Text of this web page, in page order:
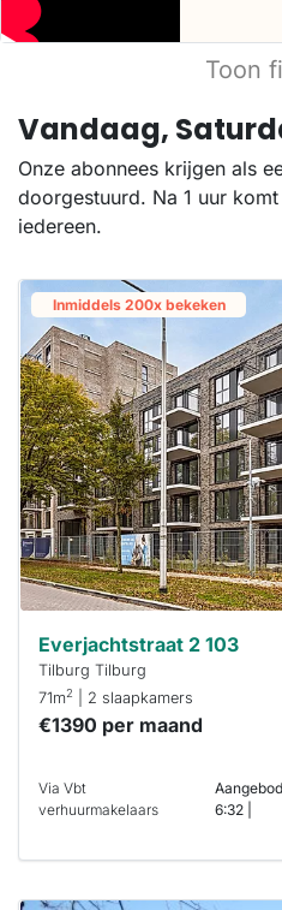
Toon
Vandaag,
Onze abonnees krijgen als
doorgestuurd. Na 1 uur
iedereen.
Inmiddels 200x bekeken
Everjachtstraat 2 103
Tilburg Tilburg
71m2 | 2 slaapkamers
€1390 per maand
Via Vbt
verhuurmakelaars
6:32 |